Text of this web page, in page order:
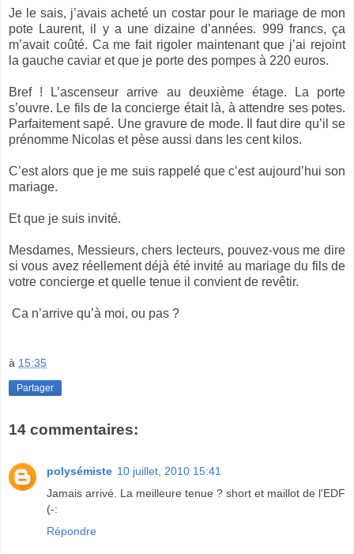
Je le sais, j’avais acheté un costar pour le mariage de mon
pote Laurent, il y a une dizaine d’années. 999 francs, ça
m’avait coûté. Ca me fait rigoler maintenant que j’ai rejoint
la gauche caviar et que je porte des pompes à 220 euros.
Bref ! L’ascenseur arrive au deuxième étage. La porte
s’ouvre. Le fils de la concierge était là, à attendre ses potes.
Parfaitement sapé. Une gravure de mode. Il faut dire qu’il se
prénomme Nicolas et pèse aussi dans les cent kilos.
C’est alors que je me suis rappelé que c’est aujourd’hui son
mariage.
Et que je suis invité.
Mesdames, Messieurs, chers lecteurs, pouvez-vous me dire
si vous avez réellement déjà été invité au mariage du fils de
votre concierge et quelle tenue il convient de revêtir.
Ca n’arrive qu’à moi, ou pas ?
à 15:35
Partager
14 commentaires:
polysémiste 10 juillet, 2010 15:41
Jamais arrivé. La meilleure tenue ? short et maillot de l'EDF
(-:
Répondre